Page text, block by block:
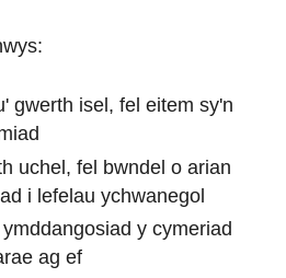
gwerth isel, fel eitem sy'n
uchel, fel bwndel o arian
i lefelau ychwanegol
y cymeriad
ag ef